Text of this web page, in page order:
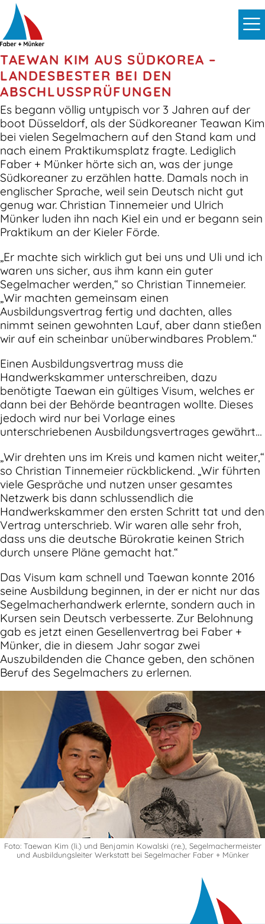
TAEWAN KIM AUS SÜDKOREA –
LANDESBESTER BEI DEN
ABSCHLUSSPRÜFUNGEN
Es begann völlig untypisch vor 3 Jahren auf der
boot Düsseldorf, als der Südkoreaner Teawan Kim
bei vielen Segelmachern auf den Stand kam und
nach einem Praktikumsplatz fragte. Lediglich
Faber + Münker hörte sich an, was der junge
Südkoreaner zu erzählen hatte. Damals noch in
englischer Sprache, weil sein Deutsch nicht gut
genug war. Christian Tinnemeier und Ulrich
Münker luden ihn nach Kiel ein und er begann sein
Praktikum an der Kieler Förde.
„Er machte sich wirklich gut bei uns und Uli und ich
waren uns sicher, aus ihm kann ein guter
Segelmacher werden,“ so Christian Tinnemeier.
„Wir machten gemeinsam einen
Ausbildungsvertrag fertig und dachten, alles
nimmt seinen gewohnten Lauf, aber dann stießen
wir auf ein scheinbar unüberwindbares Problem.“
Einen Ausbildungsvertrag muss die
Handwerkskammer unterschreiben, dazu
benötigte Taewan ein gültiges Visum, welches er
dann bei der Behörde beantragen wollte. Dieses
jedoch wird nur bei Vorlage eines
unterschriebenen Ausbildungsvertrages gewährt…
„Wir drehten uns im Kreis und kamen nicht weiter,“
so Christian Tinnemeier rückblickend. „Wir führten
viele Gespräche und nutzen unser gesamtes
Netzwerk bis dann schlussendlich die
Handwerkskammer den ersten Schritt tat und den
Vertrag unterschrieb. Wir waren alle sehr froh,
dass uns die deutsche Bürokratie keinen Strich
durch unsere Pläne gemacht hat.“
Das Visum kam schnell und Taewan konnte 2016
seine Ausbildung beginnen, in der er nicht nur das
Segelmacherhandwerk erlernte, sondern auch in
Kursen sein Deutsch verbesserte. Zur Belohnung
gab es jetzt einen Gesellenvertrag bei Faber +
Münker, die in diesem Jahr sogar zwei
Auszubildenden die Chance geben, den schönen
Beruf des Segelmachers zu erlernen.
Foto: Taewan Kim (li.) und Benjamin Kowalski (re.), Segelmachermeister
und Ausbildungsleiter Werkstatt bei Segelmacher Faber + Münker